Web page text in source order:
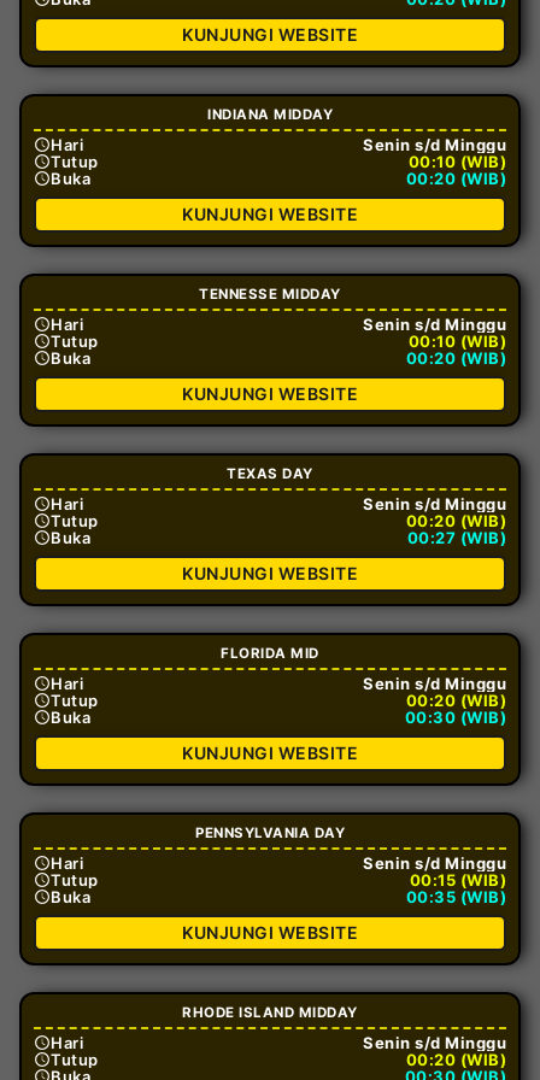
KUNJUNGI WEBSITE
INDIANA MIDDAY
Hari
Senin s/d Minggu
Tutup
00:10 (WIB)
Buka
00:20 (WIB)
KUNJUNGI WEBSITE
TENNESSE MIDDAY
Hari
Senin s/d Minggu
Tutup
00:10 (WIB)
Buka
00:20 (WIB)
KUNJUNGI WEBSITE
TEXAS DAY
Hari
Senin s/d Minggu
Tutup
00:20 (WIB)
Buka
00:27 (WIB)
KUNJUNGI WEBSITE
FLORIDA MID
Hari
Senin s/d Minggu
Tutup
00:20 (WIB)
Buka
00:30 (WIB)
KUNJUNGI WEBSITE
PENNSYLVANIA DAY
Hari
Senin s/d Minggu
Tutup
00:15 (WIB)
Buka
00:35 (WIB)
KUNJUNGI WEBSITE
RHODE ISLAND MIDDAY
Hari
Senin s/d Minggu
Tutup
00:20 (WIB)
Buka
00:30 (WIB)